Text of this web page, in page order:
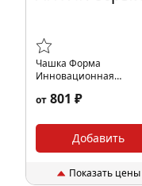
Чашка Форма
Инновационная
от 801 ₽
Добавить
Показать цены